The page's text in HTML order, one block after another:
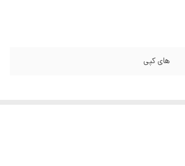
های کپی